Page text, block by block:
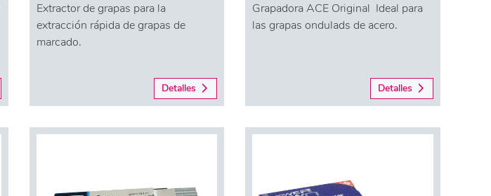
Extractor de grapas para la
extracción rápida de grapas de
marcado.
Detalles
Grapadora ACE Original Ideal para
las grapas ondulads de acero.
Detalles